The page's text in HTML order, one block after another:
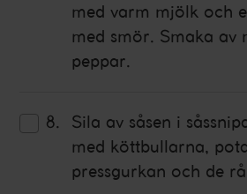
med varm mjölk och
med smör. Smaka av
peppar.
Sila av såsen i
med köttbullarna,
pressgurkan och de